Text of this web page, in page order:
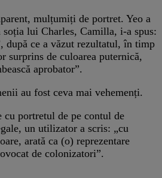
mulțumiți de portret. Yeo a
lui Charles, Camilla, i-a spus:
după ce a văzut rezultatul, în timp
surprins de culoarea puternică,
aprobator”.
au fost ceva mai vehemenți.
cu portretul de pe contul de
un utilizator a scris: „cu
arată ca (o) reprezentare
de colonizatori”.